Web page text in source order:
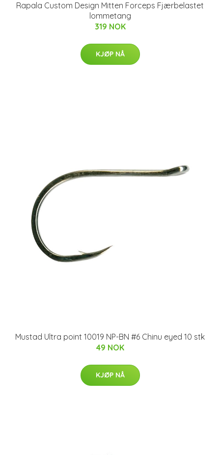
Rapala Custom Design Mitten Forceps Fjærbelastet
lommetang
319 NOK
KJØP NÅ
Mustad Ultra point 10019 NP-BN #6 Chinu eyed 10 stk
49 NOK
KJØP NÅ